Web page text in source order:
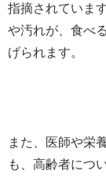
指摘されていま
や汚れが、食べ
げられます。
また、医師や栄
も、高齢者につ